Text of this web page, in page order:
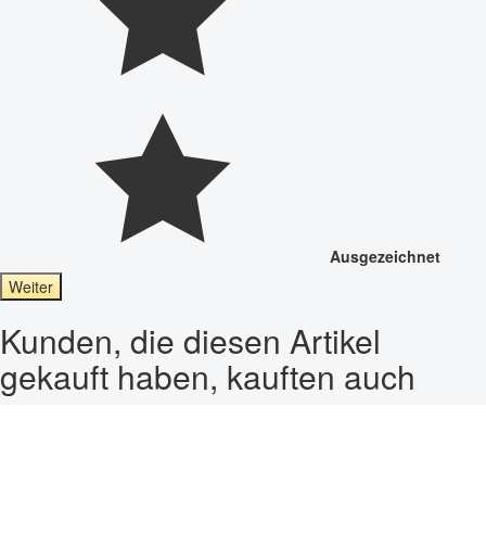
Ausgezeichnet
Weiter
Kunden, die diesen Artikel
gekauft haben, kauften auch